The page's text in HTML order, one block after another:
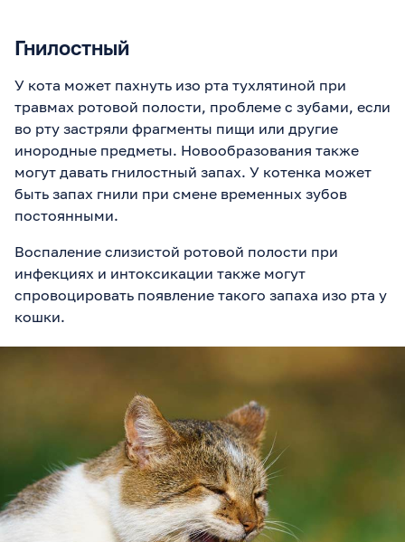
Гнилостный
У кота может пахнуть изо рта тухлятиной при
травмах ротовой полости, проблеме с зубами, если
во рту застряли фрагменты пищи или другие
инородные предметы. Новообразования также
могут давать гнилостный запах. У котенка может
быть запах гнили при смене временных зубов
постоянными.
Воспаление слизистой ротовой полости при
инфекциях и интоксикации также могут
спровоцировать появление такого запаха изо рта у
кошки.